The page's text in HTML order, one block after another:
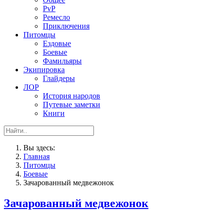
PvP
Ремесло
Приключения
Питомцы
Ездовые
Боевые
Фамильяры
Экипировка
Глайдеры
ЛОР
История народов
Путевые заметки
Книги
Вы здесь:
Главная
Питомцы
Боевые
Зачарованный медвежонок
Зачарованный медвежонок